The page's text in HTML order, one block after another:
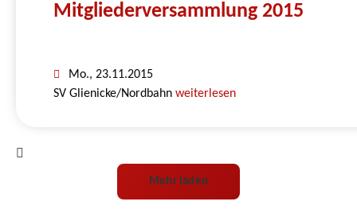
Mitgliederversammlung 2015
Mo., 23.11.2015
SV Glienicke/Nordbahnweiterlesen
Mehr laden